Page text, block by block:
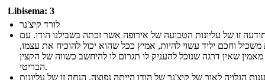
Libisema: 3
לורד קיצ'נר
תודעה זו של עליונות הטבועה של אירופה אשר זכתה בשבילנו הודו. עם
משכיל וחכם יליד עשוי להיות, אמיץ ככל שהוא יכול להוכיח את עצמו,
מאמין שאין דרגה שנוכל להעניק לו תגרום לו להיחשב כשווה של הקצין
הבריטי.
הגלויה לאור של קיצ'נר של הודו הייתה נפוצה. הנחה זו של עליונות